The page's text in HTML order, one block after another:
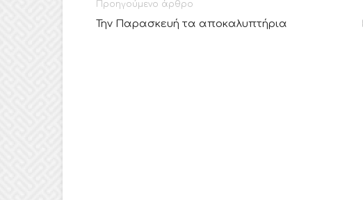
Προηγούμενο άρθρο
Την Παρασκευή τα αποκαλυπτήρια